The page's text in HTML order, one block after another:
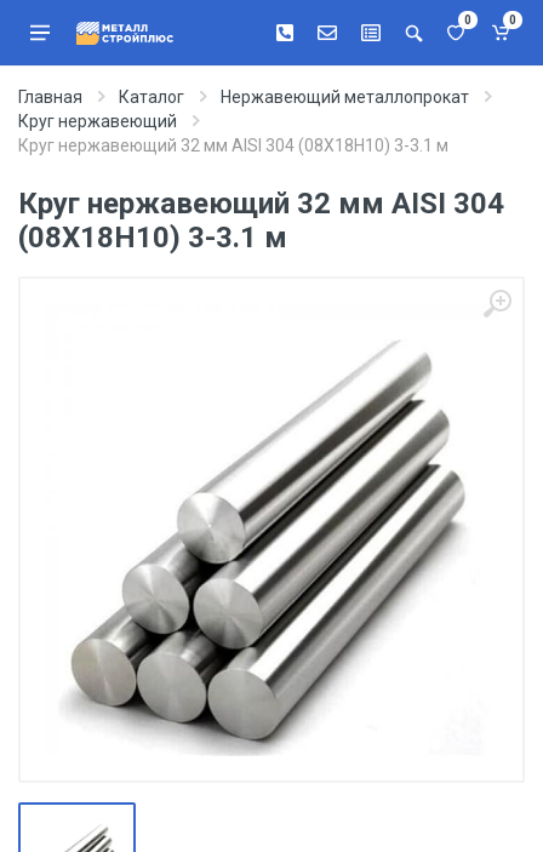
0 0
Главная Каталог
Нержавеющий металлопрокат
Круг нержавеющий
Круг нержавеющий 32 мм AISI 304 (08Х18Н10) 3-3.1 м
Круг нержавеющий 32 мм AISI 304
(08Х18Н10) 3-3.1 м